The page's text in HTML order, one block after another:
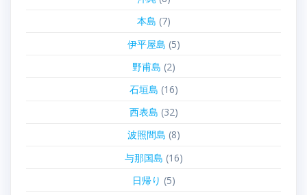
本島 (7)
伊平屋島 (5)
野甫島 (2)
石垣島 (16)
西表島 (32)
波照間島 (8)
与那国島 (16)
日帰り (5)